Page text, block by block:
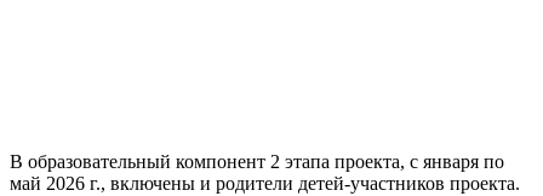
В образовательный компонент 2 этапа проекта, с января по
май 2026 г., включены и родители детей-участников проекта.